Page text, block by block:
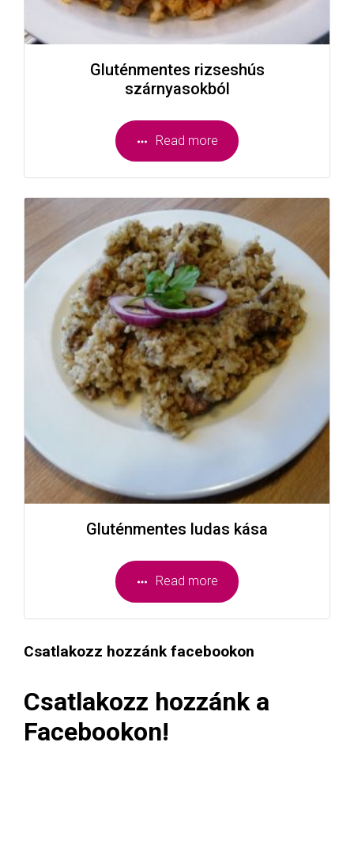
Gluténmentes rizseshús
szárnyasokból
Read more
Gluténmentes ludas kása
Read more
Csatlakozz hozzánk facebookon
Csatlakozz hozzánk a
Facebookon!